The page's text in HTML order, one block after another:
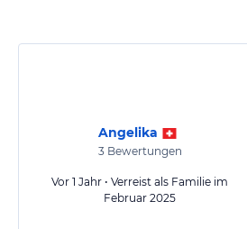
Angelika
3Bewertungen
Vor 1 Jahr • Verreist als Familie im
Februar 2025